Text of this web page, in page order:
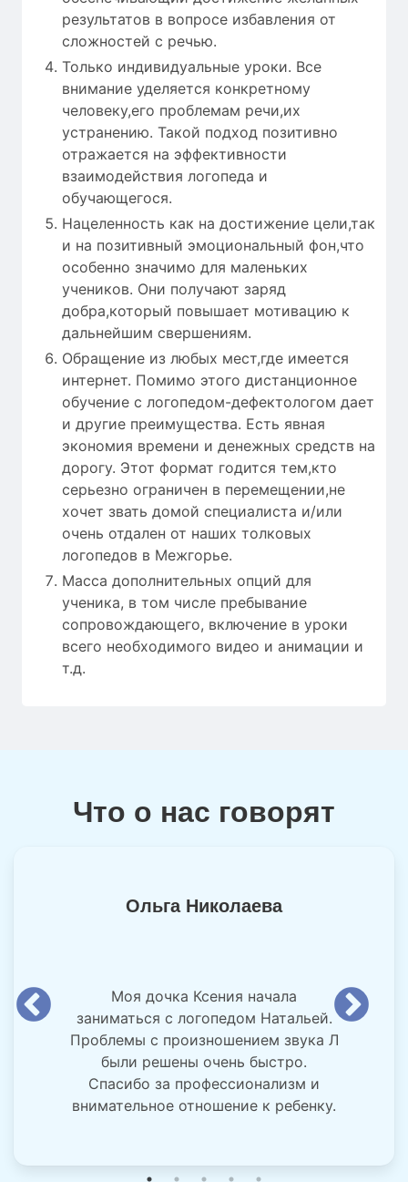
результатов в вопросе избавления от
сложностей с речью.
Только индивидуальные уроки. Все
внимание уделяется конкретному
человеку,его проблемам речи,их
устранению. Такой подход позитивно
отражается на эффективности
взаимодействия логопеда и
обучающегося.
Нацеленность как на достижение цели,так
и на позитивный эмоциональный фон,что
особенно значимо для маленьких
учеников. Они получают заряд
добра,который повышает мотивацию к
дальнейшим свершениям.
Обращение из любых мест,где имеется
интернет. Помимо этого дистанционное
обучение с логопедом-дефектологом дает
и другие преимущества. Есть явная
экономия времени и денежных средств на
дорогу. Этот формат годится тем,кто
серьезно ограничен в перемещении,не
хочет звать домой специалиста и/или
очень отдален от наших толковых
логопедов в Межгорье.
Масса дополнительных опций для
ученика, в том числе пребывание
сопровождающего, включение в уроки
всего необходимого видео и анимации и
т.д.
Что о нас говорят
Ольга Николаева
Моя дочка Ксения начала
заниматься с логопедом Натальей.
Проблемы с произношением звука Л
были решены очень быстро.
Спасибо за профессионализм и
внимательное отношение к ребенку.